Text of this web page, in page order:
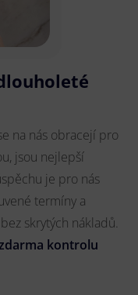
na nás obracejí pro
jsou nejlepší
je pro nás
termíny a
skrytých nákladů.
kontrolu